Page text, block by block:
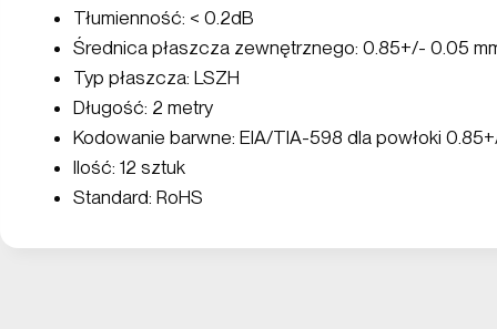
Tłumienność: < 0.2dB
Średnica płaszcza zewnętrznego: 0.85+/- 0.05
Typ płaszcza: LSZH
Długość: 2 metry
Kodowanie barwne: EIA/TIA-598 dla powłoki
Ilość: 12 sztuk
Standard: RoHS